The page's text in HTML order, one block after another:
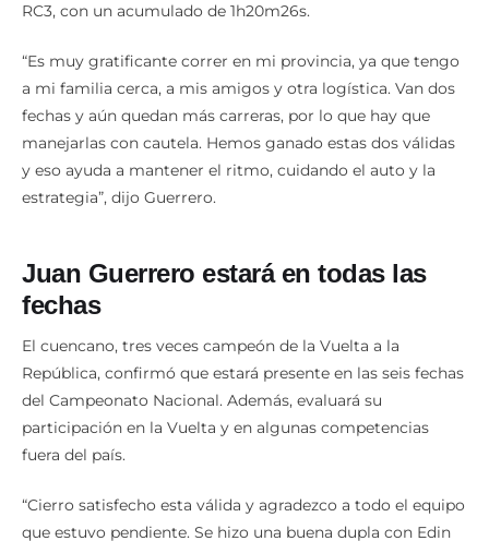
RC3, con un acumulado de 1h20m26s.
“Es muy gratificante correr en mi provincia, ya que tengo
a mi familia cerca, a mis amigos y otra logística. Van dos
fechas y aún quedan más carreras, por lo que hay que
manejarlas con cautela. Hemos ganado estas dos válidas
y eso ayuda a mantener el ritmo, cuidando el auto y la
estrategia”, dijo Guerrero.
Juan Guerrero estará en todas las
fechas
El cuencano, tres veces campeón de la Vuelta a la
República, confirmó que estará presente en las seis fechas
del Campeonato Nacional. Además, evaluará su
participación en la Vuelta y en algunas competencias
fuera del país.
“Cierro satisfecho esta válida y agradezco a todo el equipo
que estuvo pendiente. Se hizo una buena dupla con Edin